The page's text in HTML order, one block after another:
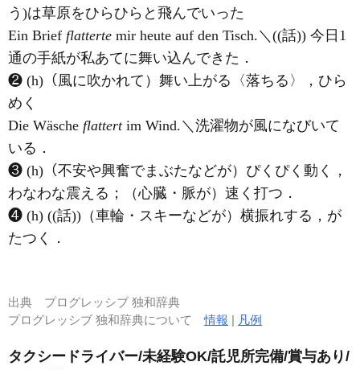
う)は草原をひらひらと飛んでいった
Ein Brief flatterte mir heute auf den Tisch.＼((話)) 今日1
通の手紙が私あてに舞い込んできた．
❷ (h)（風に吹かれて）舞い上がる〈落ちる〉，ひら
めく
Die Wäsche flattertim Wind.＼洗濯物が風になびいて
いる．
❸ (h)（不安や興奮でまぶたなどが）ぴくぴく動く，
わなわな震える；（心臓・脈が）速く打つ．
❹ (h) ((話))（車輪・スキーなどが）横振れする，が
たつく．
出典 プログレッシブ 独和辞典
プログレッシブ 独和辞典について情報 | 凡例
タクシードライバー/未経験OK/託児所完備/賞与あり/